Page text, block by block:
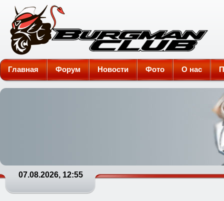
Burgman-Club
Главная Форум Новости Фото О нас
07.08.2026, 12:55